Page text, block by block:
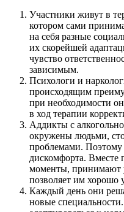
Участники живут в
котором сами
на себя разные
их скорейшей
чувство
зависимым.
Психологи и
происходящим
при необходимости
в ход терапии
Аддикты с
окружены людьми,
проблемами.
дискомфорта. Вместе
моменты, принимают
позволяет им хорошо
Каждый день они
новые